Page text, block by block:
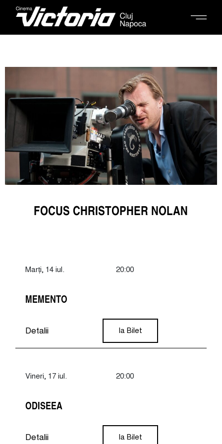
FOCUS CHRISTOPHER NOLAN
Marți, 14 iul. 20:00
MEMENTO
Detalii Ia Bilet
Vineri, 17 iul. 20:00
ODISEEA
Detalii Ia Bilet